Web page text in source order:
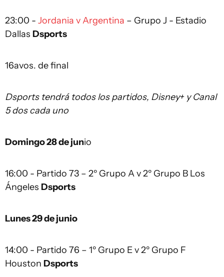
23:00 - Jordania v Argentina – Grupo J - Estadio
Dallas Dsports
16avos. de final
Dsports tendrá todos los partidos, Disney+ y Canal
5 dos cada uno
Domingo 28 de junio
16:00 - Partido 73 – 2º Grupo A v 2º Grupo B Los
Ángeles Dsports
Lunes 29 de junio
14:00 - Partido 76 – 1º Grupo E v 2º Grupo F
Houston Dsports